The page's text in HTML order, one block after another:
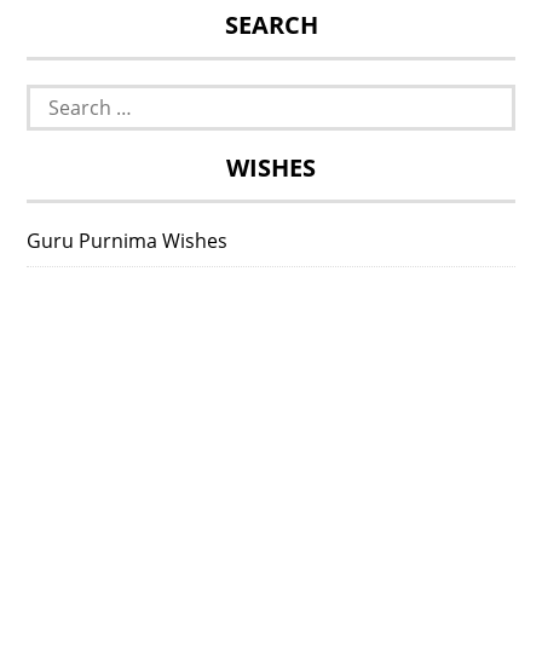
SEARCH
Search
for:
WISHES
Guru Purnima Wishes